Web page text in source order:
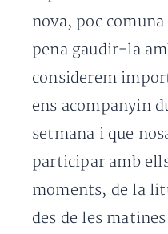
nova, poc
pena gaudir-la
considerem
ens acompanyin
setmana i que
participar amb
moments, de la
des de les